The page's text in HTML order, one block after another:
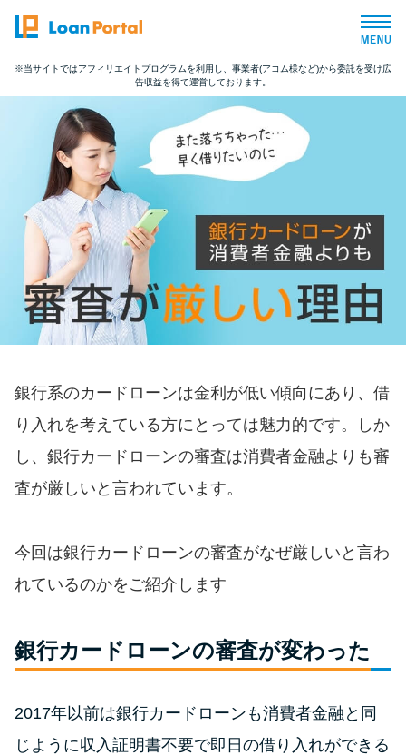
トップページ
おすすめコンテンツ
総合人気ランキング
とにかくすぐ借りたい方向け
バレずに借りたい方向け
便利なコンテンツ
カードローン診断
損！
カードローンの見直しで40万円
得した話
※当サイトではアフィリエイトプログラムを利用し、事業者(アコム様など)から委託を受け広
告収益を得て運営しております。
銀行系のカードローンは金利が低い傾向にあり、借
り入れを考えている方にとっては魅力的です。しか
し、銀行カードローンの審査は消費者金融よりも審
査が厳しいと言われています。
今回は銀行カードローンの審査がなぜ厳しいと言わ
れているのかをご紹介します
銀行カードローンの審査が変わった
2017年以前は銀行カードローンも消費者金融と同
じように収入証明書不要で即日の借り入れができる